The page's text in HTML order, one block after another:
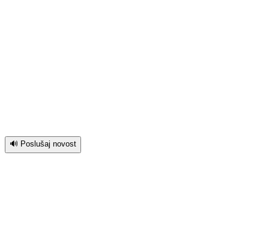
🔊 Poslušaj novost